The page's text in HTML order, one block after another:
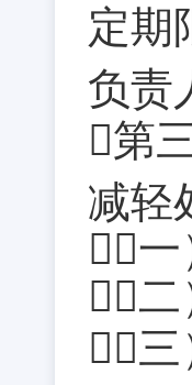
定期
负责
第
减轻
（
（
（